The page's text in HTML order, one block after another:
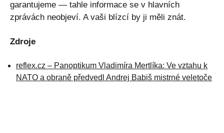
garantujeme — tahle informace se v hlavních
zprávách neobjeví. A vaši blízcí by ji měli znát.
Zdroje
reflex.cz – Panoptikum Vladimíra Mertlíka: Ve vztahu k
NATO a obraně předvedl Andrej Babiš mistrné veletoče